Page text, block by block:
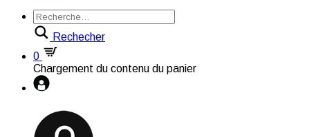
Rechecher
0
Chargement du contenu du panier